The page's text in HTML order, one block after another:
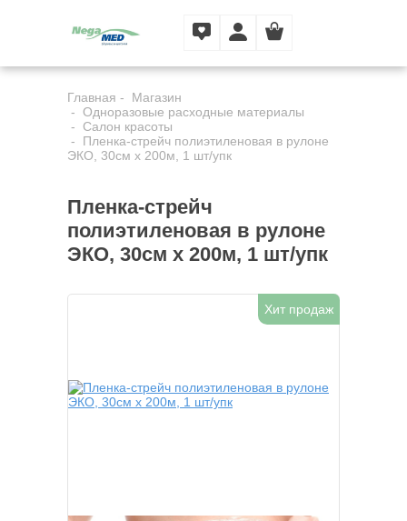
Главная
Магазин
Одноразовые расходные материалы
Салон красоты
Пленка-стрейч полиэтиленовая в рулоне
ЭКО, 30см х 200м, 1 шт/упк
Пленка-стрейч
полиэтиленовая в рулоне
ЭКО, 30см х 200м, 1 шт/упк
Хит продаж